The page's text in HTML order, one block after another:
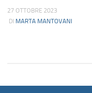
27 OTTOBRE 2023
DI MARTA MANTOVANI